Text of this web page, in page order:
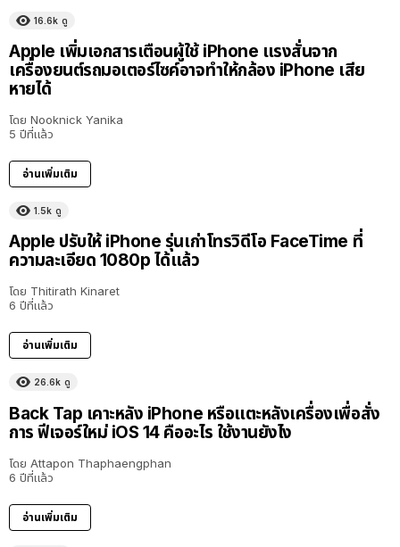
16.6k ดู
Apple เพิ่มเอกสารเตือนผู้ใช้ iPhone แรงสั่นจาก
เครื่องยนต์รถมอเตอร์ไซค์อาจทำให้กล้อง iPhone เสีย
หายได้
โดย Nooknick Yanika
5 ปีที่แล้ว
อ่านเพิ่มเติม
1.5k ดู
Apple ปรับให้ iPhone รุ่นเก่าโทรวิดีโอ FaceTime ที่
ความละเอียด 1080p ได้แล้ว
โดย Thitirath Kinaret
6 ปีที่แล้ว
อ่านเพิ่มเติม
26.6k ดู
Back Tap เคาะหลัง iPhone หรือแตะหลังเครื่องเพื่อสั่ง
การ ฟีเจอร์ใหม่ iOS 14 คืออะไร ใช้งานยังไง
โดย Attapon Thaphaengphan
6 ปีที่แล้ว
อ่านเพิ่มเติม